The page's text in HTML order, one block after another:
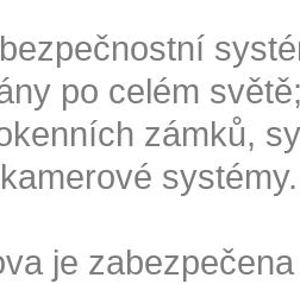
po celém
zámků,
systémy.
je